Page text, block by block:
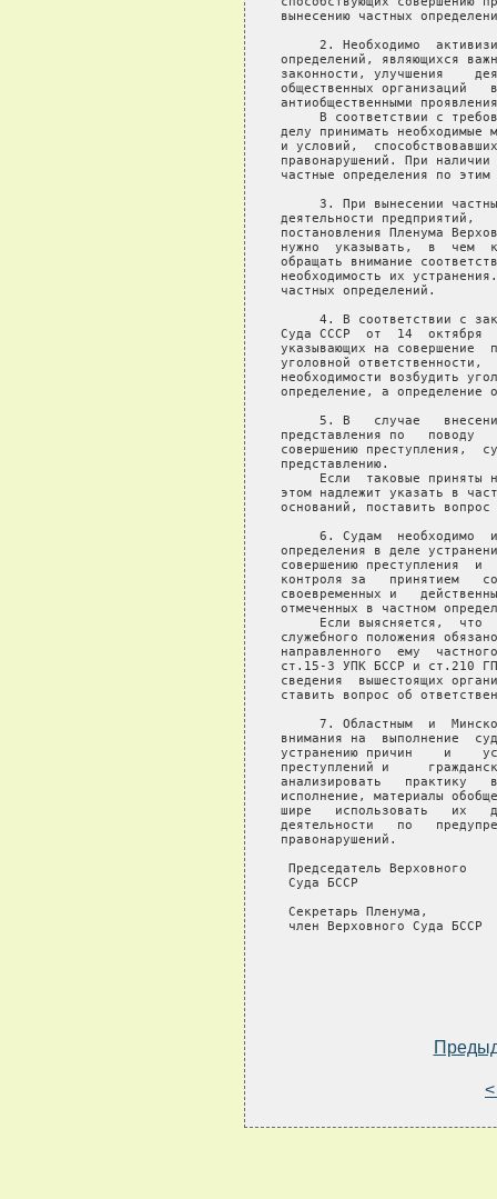
вынесению частных
2. Необходимо
определений, являющихся
законности, улучшения
общественных
антиобщественными
В соответствии с
делу принимать необходимые
и условий,
правонарушений. При
частные определения по этим
3. При вынесении
деятельности предприятий,
постановления Пленума
нужно  указывать,  в  чем
обращать внимание
необходимость их
частных определений.
4. В соответствии с
Суда СССР  от  14  октября
указывающих на совершение
уголовной
необходимости возбудить
определение, а определение
5. В   случае
представления по   поводу
совершению преступления,
представлению.
Если  таковые приняты
этом надлежит указать в
оснований, поставить
6. Судам  необходимо
определения в деле
совершению преступления  и
контроля за   принятием
своевременных и
отмеченных в частном
Если выясняется,  что
служебного положения
направленного  ему
ст.15-3 УПК БССР и ст.210
сведения  вышестоящих
ставить вопрос об
7. Областным  и
внимания на  выполнение
устранению причин    и
преступлений и
анализировать   практику
исполнение, материалы
шире   использовать   их
деятельности   по
правонарушений.
Председатель Верховного
Суда БССР
Секретарь Пленума,
член Верховного